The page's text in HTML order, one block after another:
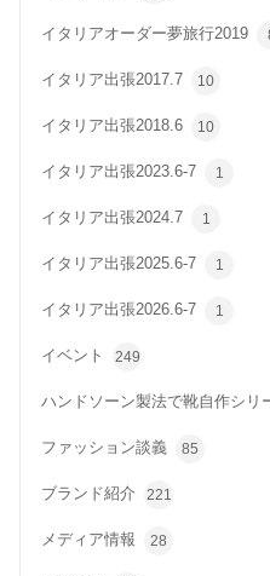
イタリアオーダー夢旅行2019
イタリア出張2017.7 10
イタリア出張2018.6 10
イタリア出張2023.6-7 1
イタリア出張2024.7 1
イタリア出張2025.6-7 1
イタリア出張2026.6-7 1
イベント 249
ハンドソーン製法で靴自作シリ
ファッション談義 85
ブランド紹介 221
メディア情報 28